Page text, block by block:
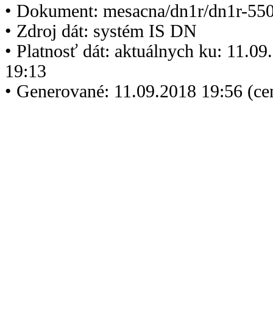
• Dokument: mesacna/dn1r/dn1r-
• Zdroj dát: systém IS DN
• Platnosť dát: aktuálnych ku:
19:13
• Generované: 11.09.2018 19:56